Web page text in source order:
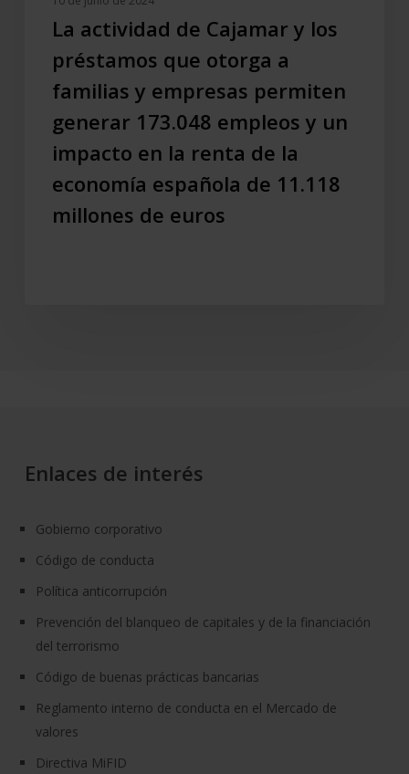
permiten
generar
173.048
impacto
euros
La actividad de Cajamar y los
préstamos que otorga a
familias y empresas permiten
generar 173.048 empleos y un
impacto en la renta de la
economía española de 11.118
millones de euros
Enlaces de interés
Gobierno corporativo
Código de conducta
Política anticorrupción
Prevención del blanqueo de capitales y de la financiación
del terrorismo
Código de buenas prácticas bancarias
Reglamento interno de conducta en el Mercado de
valores
Directiva MiFID